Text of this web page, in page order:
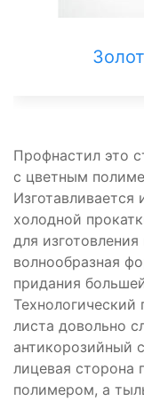
Профнастил это
с цветным
холодной
для
волнообразная
придания
Технологический
листа довольно
антикорозийный
лицевая сторона
полимером, а